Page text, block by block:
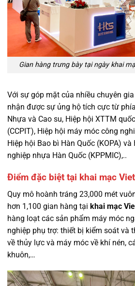
Gian hàng trưng bày tại ngày khai
Với sự góp mặt của nhiều chuyên
nhận được sự ủng hộ tích cực từ
Nhựa và Cao su, Hiệp hội XTTM
(CCPIT), Hiệp hội máy móc công
Hiệp hội Bao bì Hàn Quốc (KOPA)
nghiệp nhựa Hàn Quốc (KPPMIC),..
Điểm đặc biệt tại khai mạc
Quy mô hoành tráng 23,000 mét
hơn 1,100 gian hàng tại khai mạc
hàng loạt các sản phẩm máy móc
nghiệp phụ trợ: thiết bị kiểm soát và
về thủy lực và máy móc về khí nén,
khuôn,…